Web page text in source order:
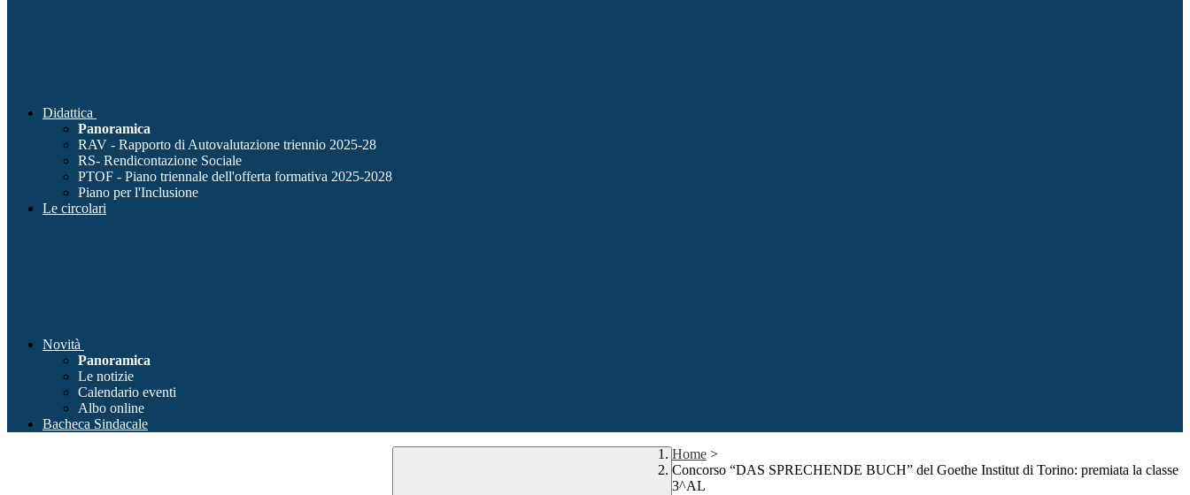
Didattica
Panoramica
RAV - Rapporto di Autovalutazione triennio 2025-28
RS- Rendicontazione Sociale
PTOF - Piano triennale dell'offerta formativa 2025-2028
Piano per l'Inclusione
Le circolari
Novità
Panoramica
Le notizie
Calendario eventi
Albo online
Bacheca Sindacale
Home >
Concorso “DAS SPRECHENDE BUCH” del Goethe Institut di Torino: premiata la classe
3^AL